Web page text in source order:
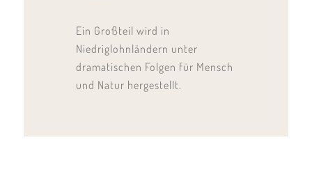
Ein Großteil wird in
Niedriglohnländern unter
dramatischen Folgen für Mensch
und Natur hergestellt.